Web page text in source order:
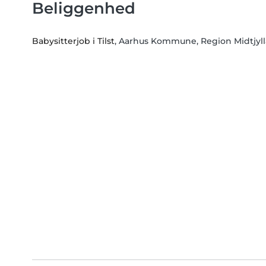
Beliggenhed
Babysitterjob i Tilst, Aarhus Kommune, Region